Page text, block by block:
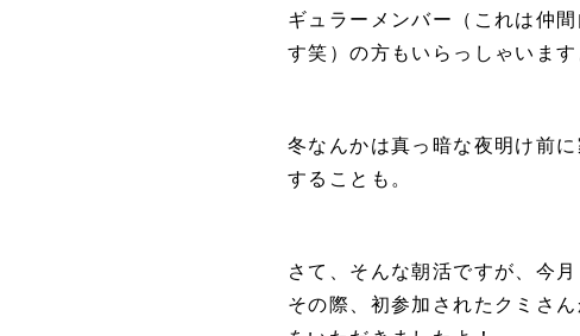
ギュラーメンバー（これは仲間
す笑）の方もいらっしゃいます
冬なんかは真っ暗な夜明け前
することも。
さて、そんな朝活ですが、今
その際、初参加されたクミさ